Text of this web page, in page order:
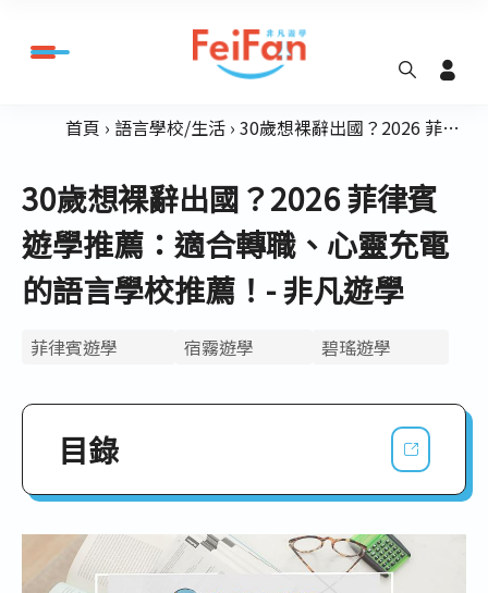
首頁 語言學校/生活 30歲想裸辭出國？2026 菲律賓遊學推薦：適合轉職、心靈充電的語言學校推薦！- 非凡遊學
30歲想裸辭出國？2026 菲律賓
遊學推薦：適合轉職、心靈充電
的語言學校推薦！- 非凡遊學
菲律賓遊學 宿霧遊學 碧瑤遊學
目錄
菲律賓語言學校 | 30+上班族選校三大避
雷針
➤ 指標一：看學員年齡層結構